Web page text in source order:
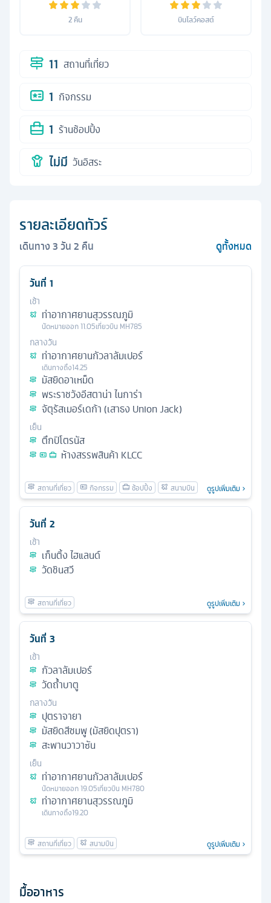
2คืน บินโลว์คอสต์
11 สถานที่เที่ยว
1 กิจกรรม
1 ร้านช้อปปิ้ง
ไม่มี วันอิสระ
รายละเอียดทัวร์
เดินทาง3วัน2 คืน ดูทั้งหมด
วันที่ 1
เช้า
ท่าอากาศยานสุวรรณภูมิ
นัดหมายออก11.05เที่ยวบิน MH785
กลางวัน
ท่าอากาศยานกัวลาลัมเปอร์
เดินทางถึง14.25
มัสยิดอาเหม็ด
พระราชวังอีสตาน่า ไนการ่า
จัตุรัสเมอร์เดก้า (เสาธง Union Jack)
เย็น
ตึกปิโตรนัส
ห้างสรรพสินค้า KLCC
ดูรูปเพิ่มเติม
วันที่ 2
เช้า
เก็นติ้ง ไฮแลนด์
วัดชินสวี
ดูรูปเพิ่มเติม
วันที่ 3
เช้า
กัวลาลัมเปอร์
วัดถํ้าบาตู
กลางวัน
ปุตราจายา
มัสยิดสีชมพู (มัสยิดปุตรา)
สะพานวาวาซัน
เย็น
ท่าอากาศยานกัวลาลัมเปอร์
นัดหมายออก19.05เที่ยวบิน MH780
ท่าอากาศยานสุวรรณภูมิ
เดินทางถึง19.20
ดูรูปเพิ่มเติม
มื้ออาหาร